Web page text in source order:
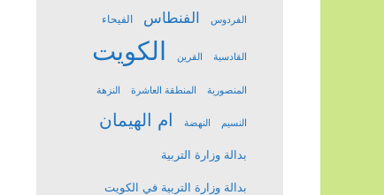
الفردوس الفنطاس الفيحاء
القادسية القرين الكويت
المنصورية المنطقة العاشرة النزهة
النسيم النهضة ام الهيمان
بدالة وزارة التربية
بدالة وزارة التربية في الكويت